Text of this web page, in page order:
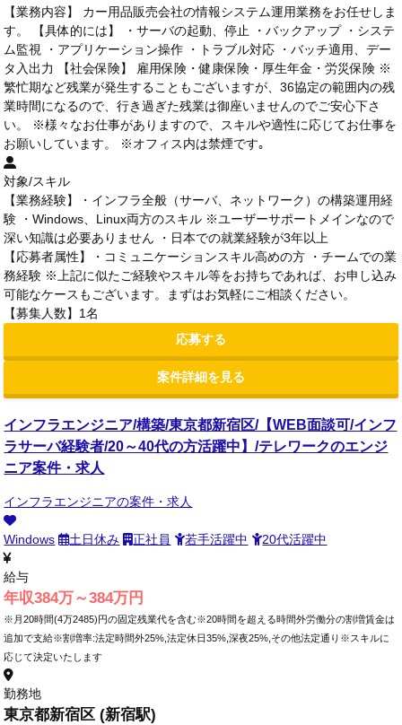
【業務内容】 カー用品販売会社の情報システム運用業務をお任せしま
す。 【具体的には】 ・サーバの起動、停止 ・バックアップ ・システ
ム監視 ・アプリケーション操作 ・トラブル対応 ・バッチ適用、デー
タ入出力 【社会保険】 雇用保険・健康保険・厚生年金・労災保険 ※
繁忙期など残業が発生することもございますが、36協定の範囲内の残
業時間になるので、行き過ぎた残業は御座いませんのでご安心下さ
い。 ※様々なお仕事がありますので、スキルや適性に応じてお仕事を
お願いしています。 ※オフィス内は禁煙です｡
対象/スキル
【業務経験】・インフラ全般（サーバ、ネットワーク）の構築運用経
験 ・Windows、Linux両方のスキル ※ユーザーサポートメインなので
深い知識は必要ありません ・日本での就業経験が3年以上
【応募者属性】・コミュニケーションスキル高めの方 ・チームでの業
務経験 ※上記に似たご経験やスキル等をお持ちであれば、お申し込み
可能なケースもございます。まずはお気軽にご相談ください。
【募集人数】1名
応募する
案件詳細を見る
インフラエンジニア/構築/東京都新宿区/【WEB面談可/インフ
ラサーバ経験者/20～40代の方活躍中】/テレワークのエンジ
ニア案件・求人
インフラエンジニアの案件・求人
Windows 土日休み 正社員 若手活躍中 20代活躍中
給与
年収384万～384万円
※月20時間(4万2485)円の固定残業代を含む※20時間を超える時間外労働分の割増賃金は
追加で支給※割増率:法定時間外25%,法定休日35%,深夜25%,その他法定通り※スキルに
応じて決定いたします
勤務地
東京都新宿区 (新宿駅)